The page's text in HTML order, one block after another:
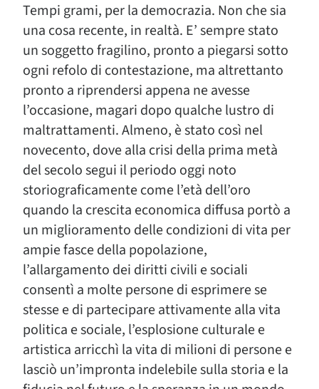
Tempi grami, per la democrazia. Non che sia
una cosa recente, in realtà. E’ sempre stato
un soggetto fragilino, pronto a piegarsi sotto
ogni refolo di contestazione, ma altrettanto
pronto a riprendersi appena ne avesse
l’occasione, magari dopo qualche lustro di
maltrattamenti. Almeno, è stato così nel
novecento, dove alla crisi della prima metà
del secolo segui il periodo oggi noto
storiograficamente come l’età dell’oro
quando la crescita economica diffusa portò a
un miglioramento delle condizioni di vita per
ampie fasce della popolazione,
l’allargamento dei diritti civili e sociali
consentì a molte persone di esprimere se
stesse e di partecipare attivamente alla vita
politica e sociale, l’esplosione culturale e
artistica arricchì la vita di milioni di persone e
lasciò un’impronta indelebile sulla storia e la